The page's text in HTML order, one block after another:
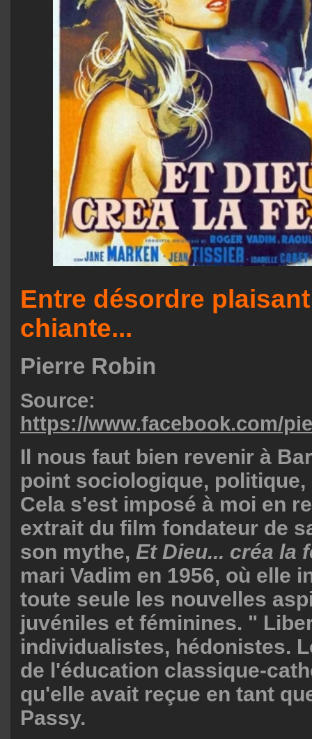
Entre désordre
chiante...
Pierre Robin
Source:
https://www.facebook.com/
Il nous faut bien revenir à
point sociologique, politique,
Cela s'est imposé à moi en
extrait du film fondateur de
son mythe, Et Dieu... créa la
mari Vadim en 1956, où elle
toute seule les nouvelles
juvéniles et féminines. "
individualistes, hédonistes.
de l'éducation classique-
qu'elle avait reçue en tant
Passy.